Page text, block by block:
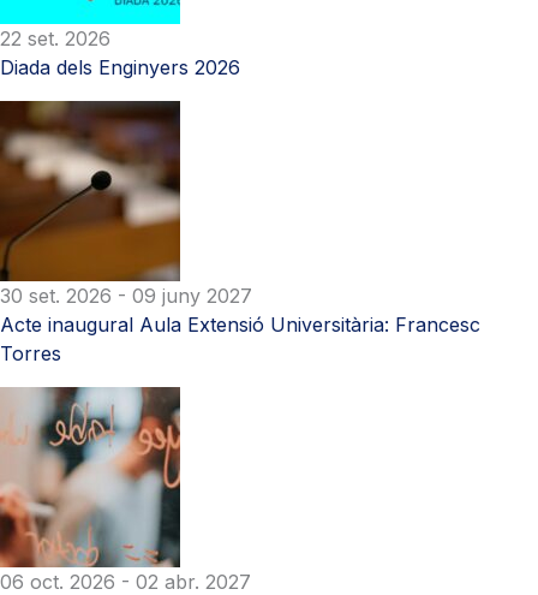
22 set. 2026
Diada dels Enginyers 2026
30 set. 2026 - 09 juny 2027
Acte inaugural Aula Extensió Universitària: Francesc
Torres
06 oct. 2026 - 02 abr. 2027